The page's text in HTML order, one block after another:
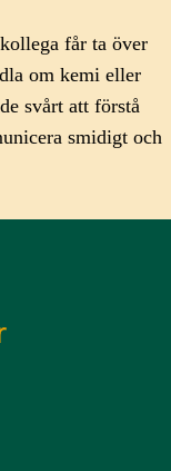
får ta över
om kemi eller
svårt att förstå
smidigt och